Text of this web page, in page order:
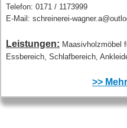
Telefon: 0171 / 1173999
E-Mail: schreinerei-
Leistungen: Maasivholzmöbel
Essbereich, Schlafbereich,
>>